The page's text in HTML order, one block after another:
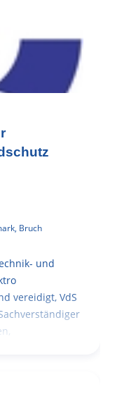
Bruch
und
vereidigt, VdS